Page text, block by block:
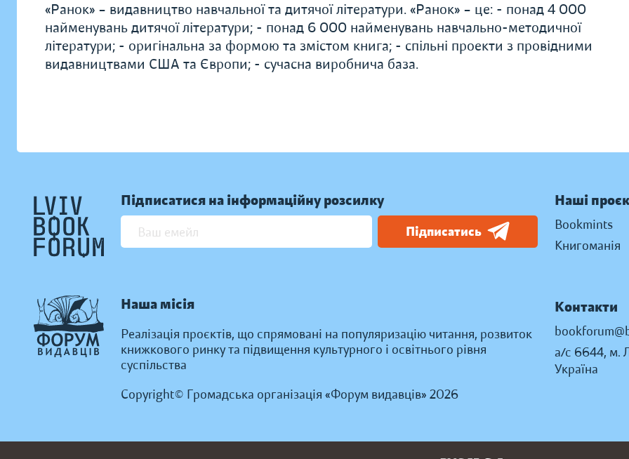
«Ранок» – видавництво навчальної та дитячої літератури. «Ранок» – це: - понад 4 000
найменувань дитячої літератури; - понад 6 000 найменувань навчально-методичної
літератури; - оригінальна за формою та змістом книга; - спільні проекти з провідними
видавництвами США та Європи; - сучасна виробнича база.
Підписатися на інформаційну розсилку
Підписатись
Наша місія
Реалізація проєктів, що спрямовані на популяризацію читання, розвиток
книжкового ринку та підвищення культурного і освітнього рівня
суспільства
Copyright© Громадська організація «Форум видавців» 2026
Наші
Bookmints
Книгоманія
Контакти
а/с 6644, м.
Україна